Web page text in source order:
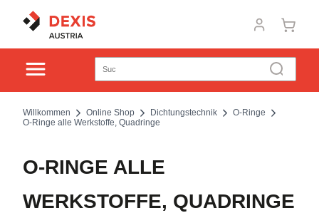
Willkommen Online Shop Dichtungstechnik
O-Ringe
O-Ringe alle Werkstoffe, Quadringe
O-RINGE ALLE
WERKSTOFFE, QUADRINGE